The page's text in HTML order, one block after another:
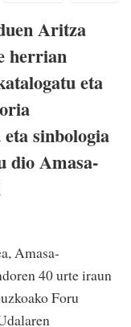
Aritza
herrian
eta
sinbologia
dio Amasa-
Amasa-
40 urte iraun
Foru